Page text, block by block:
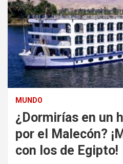
MUNDO
¿Dormirías en un
por el Malecón?
con los de Egipto!